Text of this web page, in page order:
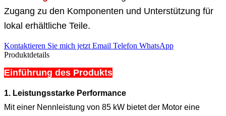
Zugang zu den Komponenten und Unterstützung für
lokal erhältliche Teile.
Kontaktieren Sie mich jetzt Email Telefon WhatsApp
Produktdetails
Einführung des Produkts
1. Leistungsstarke Performance
Mit einer Nennleistung von 85 kW bietet der Motor eine